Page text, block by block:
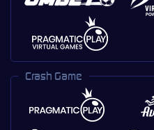
Crash Game